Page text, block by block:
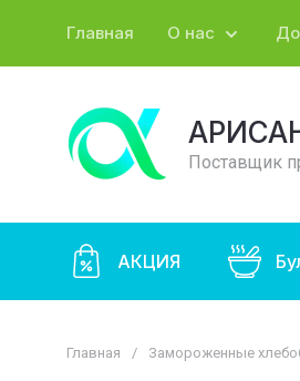
Главная О нас
Поставщик
АКЦИЯ
Главная / Замороженные